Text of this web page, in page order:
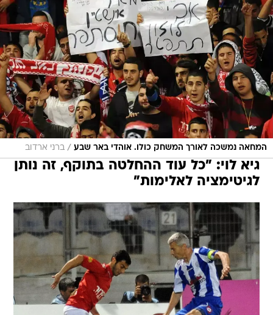
המחאה נמשכה לאורך המשחק כולו. אוהדי באר שבע / ברני ארדוב
גיא לוי: "כל עוד ההחלטה בתוקף, זה נותן
לגיטימציה לאלימות"